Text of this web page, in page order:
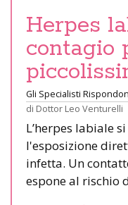
Herpes
contagio
Gli Specialisti
di Dottor Leo Venturelli
L’herpes labiale
l'esposizione
infetta. Un
espone al rischio